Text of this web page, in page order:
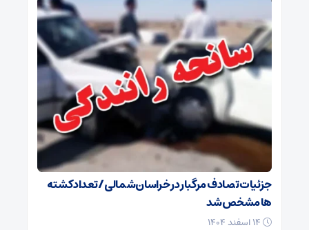
جزئیات تصادف مرگبار در خراسان‌شمالی/ تعداد کشته
ها مشخص شد